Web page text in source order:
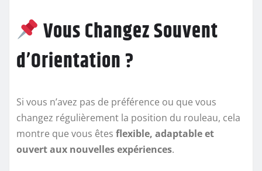
Vous Changez Souvent
d’Orientation ?
Si vous n’avez pas de préférence ou que vous
changez régulièrement la position du rouleau, cela
montre que vous êtes flexible, adaptable et
ouvert aux nouvelles expériences.